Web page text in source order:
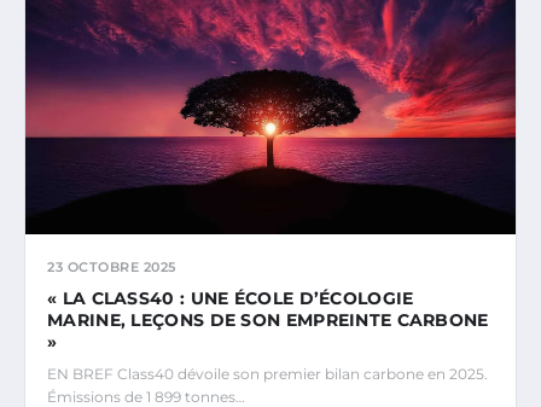
23 OCTOBRE 2025
« LA CLASS40 : UNE ÉCOLE D’ÉCOLOGIE
MARINE, LEÇONS DE SON EMPREINTE CARBONE
»
EN BREF Class40 dévoile son premier bilan carbone en 2025.
Émissions de 1 899 tonnes…